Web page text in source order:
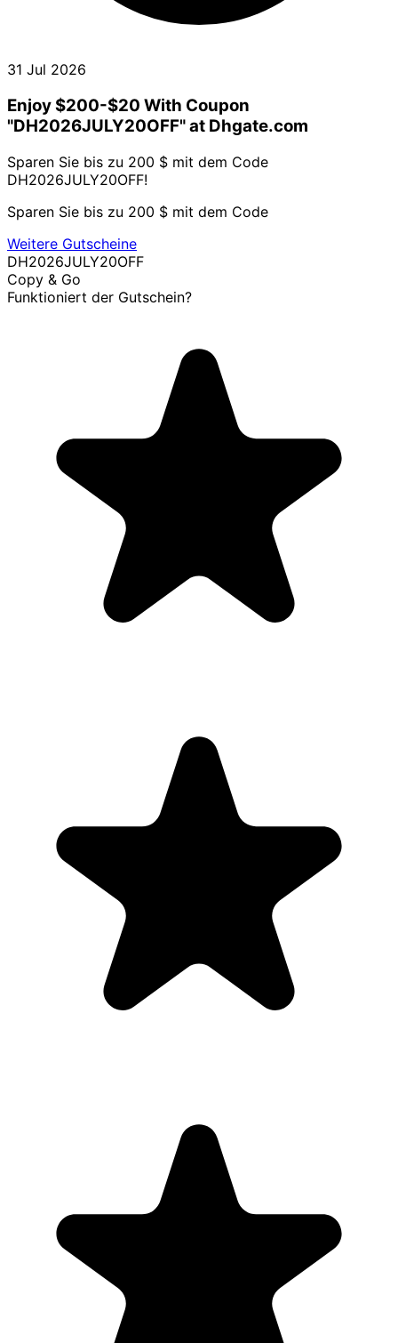
31 Jul 2026
Enjoy $200-$20 With Coupon
"DH2026JULY20OFF" at Dhgate.com
Sparen Sie bis zu 200 $ mit dem Code
DH2026JULY20OFF!
Sparen Sie bis zu 200 $ mit dem Code
Weitere Gutscheine
DH2026JULY20OFF
Copy & Go
Funktioniert der Gutschein?